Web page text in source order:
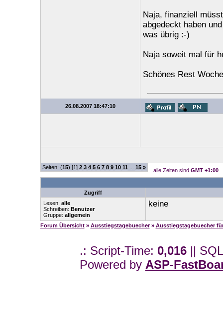
Naja, finanziell
abgedeckt haben
was übrig :-)
Naja soweit mal für
Schönes Rest
26.08.2007 18:47:10
Seiten: (15) [1] 2 3 4 5 6 7 8 9 10 11 15 » alle Zeiten sind GMT +1:00
Zugriff
Lesen: alle
Schreiben: Benutzer
Gruppe: allgemein
keine
Forum Übersicht » Ausstiegstagebuecher » Ausstiegstagebuecher
.: Script-Time: 0,016||
Powered by ASP-